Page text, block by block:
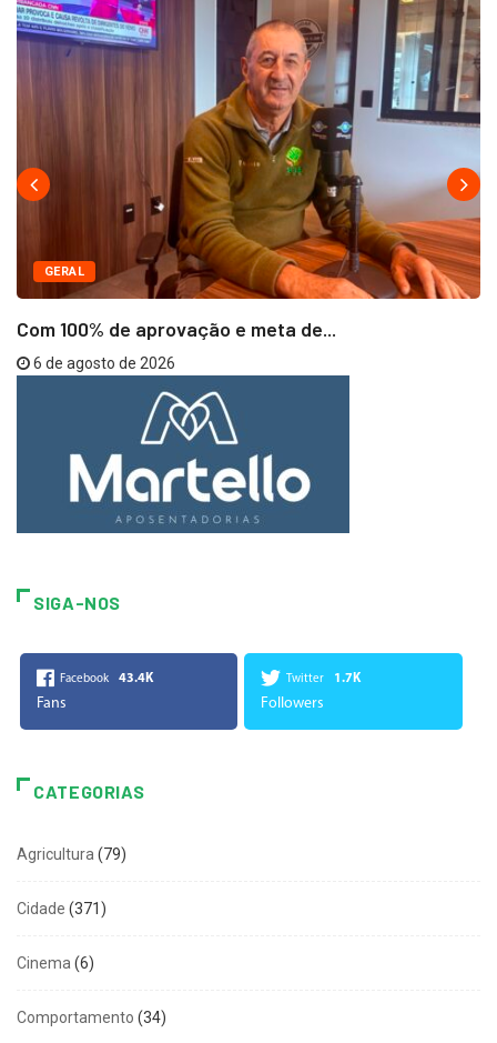
GERAL
Com 100% de aprovação e meta de...
6 de agosto de 2026
SIGA-NOS
Facebook 43.4K
Fans
Twitter 1.7K
Followers
CATEGORIAS
Agricultura (79)
Cidade (371)
Cinema (6)
Comportamento (34)